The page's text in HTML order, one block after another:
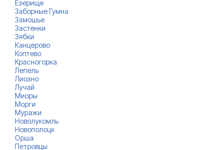
Езерище
Заборные Гумна
Замошье
Застенки
Зябки
Канцерово
Коптево
Красногорка
Лепель
Лиозно
Лучай
Миоры
Морги
Муражи
Новолукомль
Новополоцк
Орша
Петровцы